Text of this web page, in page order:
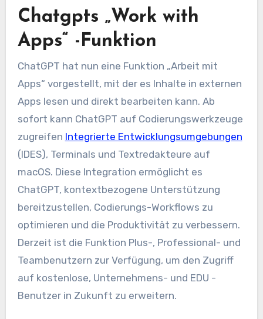
Chatgpts „Work with
Apps“ -Funktion
ChatGPT hat nun eine Funktion „Arbeit mit
Apps“ vorgestellt, mit der es Inhalte in externen
Apps lesen und direkt bearbeiten kann. Ab
sofort kann ChatGPT auf Codierungswerkzeuge
zugreifen Integrierte Entwicklungsumgebungen
(IDES), Terminals und Textredakteure auf
macOS. Diese Integration ermöglicht es
ChatGPT, kontextbezogene Unterstützung
bereitzustellen, Codierungs-Workflows zu
optimieren und die Produktivität zu verbessern.
Derzeit ist die Funktion Plus-, Professional- und
Teambenutzern zur Verfügung, um den Zugriff
auf kostenlose, Unternehmens- und EDU -
Benutzer in Zukunft zu erweitern.